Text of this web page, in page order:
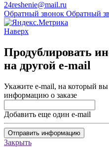
24reshenie@mail.ru
Обратный звонок Обратный
Наверх
Продублировать
на другой e-mail
Укажите e-mail, на который вы
информацию о заказе
Добавить еще один e-mail
Отправить информацию
Закрыть